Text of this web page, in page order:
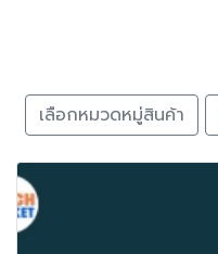
เลือกหมวดหมู่สินค้า